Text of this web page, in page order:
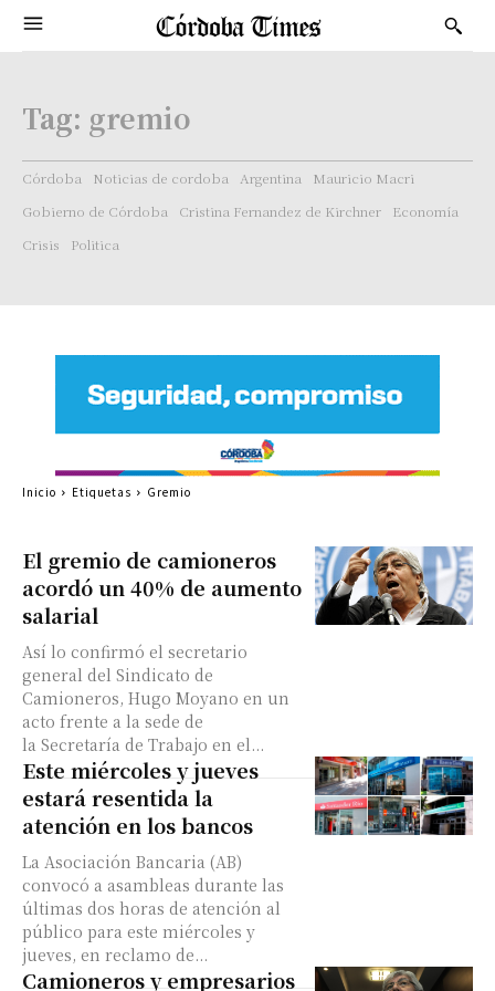
Tag: gremio
Córdoba Noticias de cordoba Argentina
Mauricio Macri
Gobierno de Córdoba
Cristina Fernandez de Kirchner
Economía
Crisis
Politica
El gremio de camioneros
acordó un 40% de aumento
salarial
Así lo confirmó el secretario
general del Sindicato de
Camioneros, Hugo Moyano en un
acto frente a la sede de
la Secretaría de Trabajo en el...
Este miércoles y jueves
estará resentida la
atención en los bancos
La Asociación Bancaria (AB)
convocó a asambleas durante las
últimas dos horas de atención al
público para este miércoles y
jueves, en reclamo de...
Camioneros y empresarios
Inicio Etiquetas Gremio